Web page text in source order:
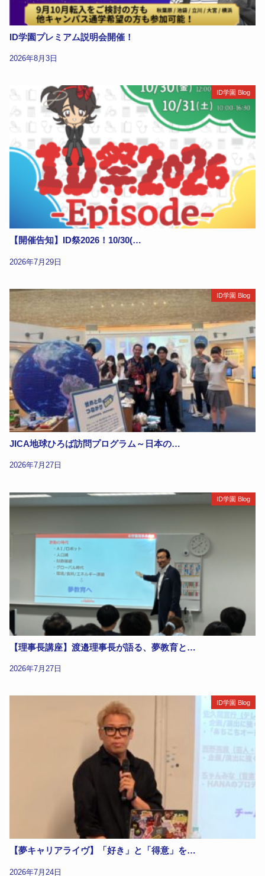
ID学園プレミアム説明会開催！
2026年8月3日
ID学園 Blog
【開催告知】ID祭2026！10/30(…
2026年7月29日
ID学園 Blog
JICA地球ひろば訪問プログラム～日本の…
2026年7月27日
ID学園 Blog
【理事長講座】渡邉理事長が語る、夢教育と…
2026年7月27日
ID学園 Blog
【夢キャリアライヴ】「好き」と「得意」を…
2026年7月24日